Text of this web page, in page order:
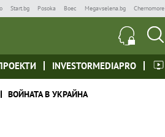
Start.bg Posoka Boec Megavselena.bg Chernomore
INVESTORMEDIAPRO
ВОЙНАТА В УКРАЙНА